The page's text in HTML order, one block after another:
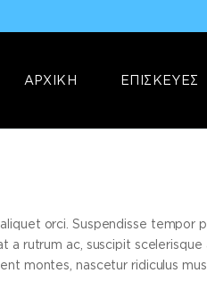
ΑΡΧΙΚΗ ΕΠΙΣΚΕΥΕΣ
orci. Suspendisse tempor
a rutrum ac, suscipit
montes, nascetur ridiculus mus.